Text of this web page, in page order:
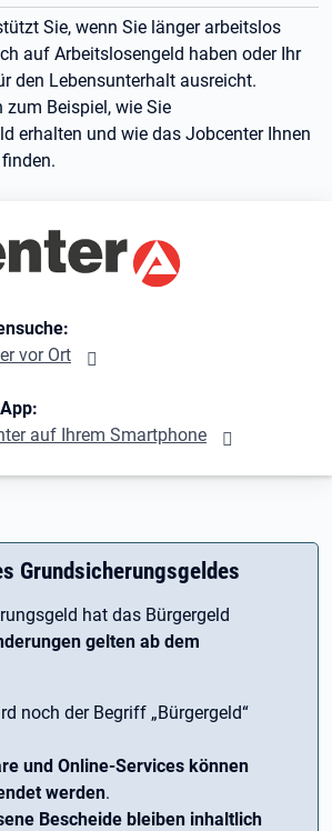
Sie, wenn Sie länger arbeitslos
auf Arbeitslosengeld haben oder Ihr
den Lebensunterhalt ausreicht.
zum Beispiel, wie Sie
erhalten und wie das Jobcenter Ihnen
Beschreibung
vor Ort
auf Ihrem Smartphone
Grundsicherungsgeldes
hat das Bürgergeld
gelten ab dem
noch der Begriff ­„Bürgergeld“
und Online-Services können
werden.
Bescheide bleiben inhaltlich